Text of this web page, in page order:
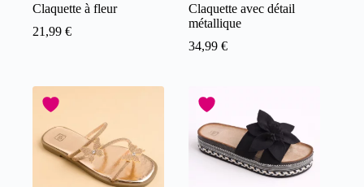
Claquette à fleur
21,99 €
Claquette avec détail
métallique
34,99€